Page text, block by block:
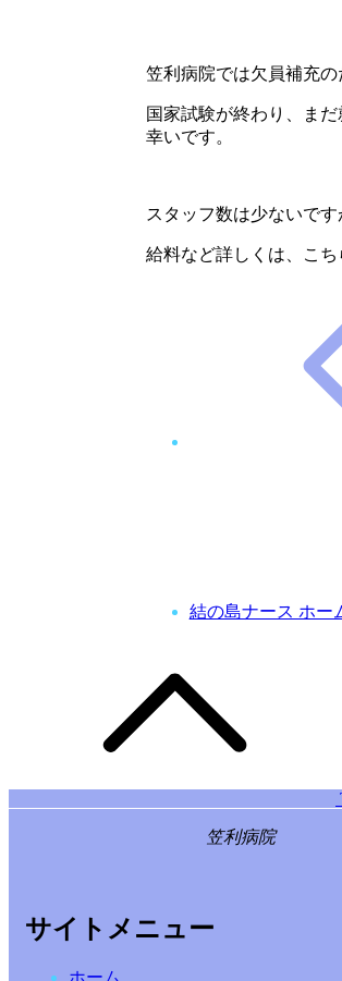
笠利病院では欠員補充
国家試験が終わり、ま
幸いです。
スタッフ数は少ないで
給料など詳しくは、こ
結の島ナース ホー
笠利病院
サイトメニュー